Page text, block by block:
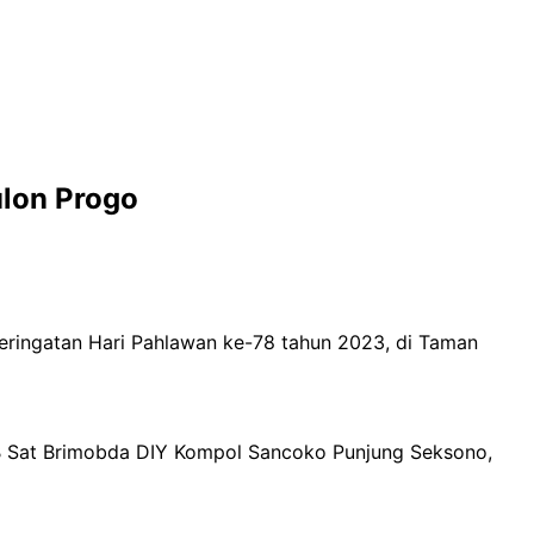
Progo
Hari Pahlawan ke-78 tahun 2023, di Taman
Brimobda DIY Kompol Sancoko Punjung Seksono,